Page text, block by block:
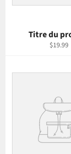
Titre du
$19.99